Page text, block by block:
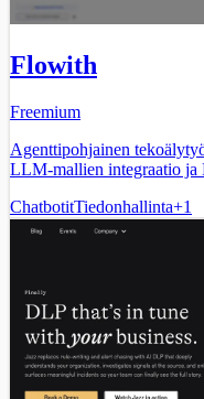
Flowith
Freemium
Agenttipohjainen
LLM-mallien integraatio ja
ChatbotitTiedonhallinta+1